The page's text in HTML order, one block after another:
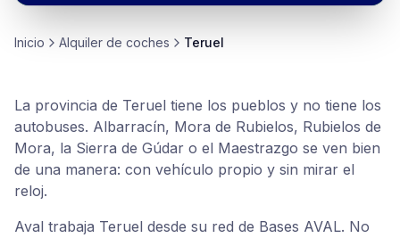
Inicio Alquiler de coches Teruel
La provincia de Teruel tiene los pueblos y no tiene los
autobuses. Albarracín, Mora de Rubielos, Rubielos de
Mora, la Sierra de Gúdar o el Maestrazgo se ven bien
de una manera: con vehículo propio y sin mirar el
reloj.
Aval trabaja Teruel desde su red de Bases AVAL. No